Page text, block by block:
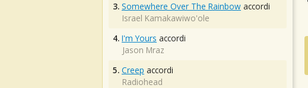
3. Somewhere Over The Rainbow accordi
Israel Kamakawiwo'ole
4. I'm Yours accordi
Jason Mraz
5. Creep accordi
Radiohead